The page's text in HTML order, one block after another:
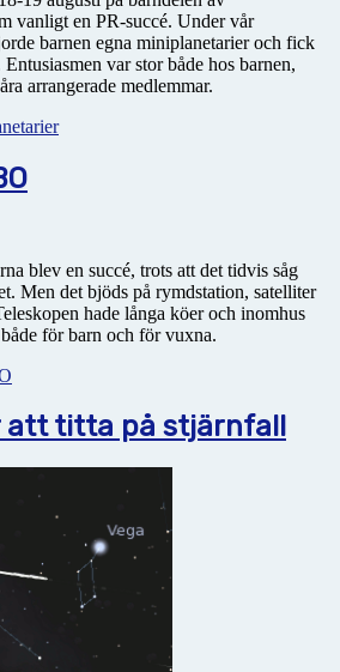
vanligt en PR-succé. Under vår
barnen egna miniplanetarier och fick
var stor både hos barnen,
arrangerade medlemmar.
blev en succé, trots att det tidvis såg
Men det bjöds på rymdstation, satelliter
hade långa köer och inomhus
för barn och för vuxna.
att titta på stjärnfall